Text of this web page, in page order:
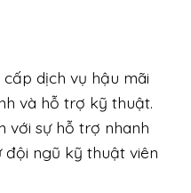
dịch vụ hậu mãi
và hỗ trợ kỹ thuật.
với sự hỗ trợ nhanh
đội ngũ kỹ thuật viên